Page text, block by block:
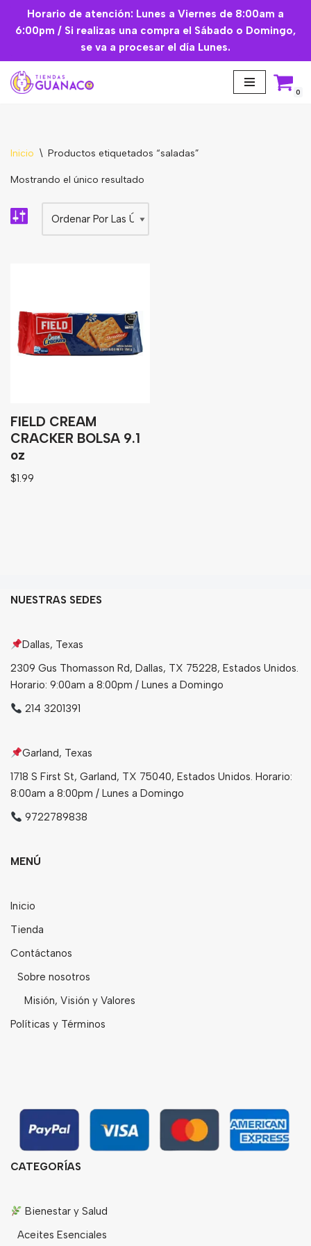
Saltar
contenido
Horario de atención: Lunes a Viernes de 8:00am a
6:00pm / Si realizas una compra el Sábado o Domingo,
se va a procesar el día Lunes.
0
Mascarilla facial
Granos
Harinas
Sopas
Atoles
Golosinas
Bebidas
Tés
Inicio \ Productos etiquetados “saladas”
Mostrando el único resultado
FIELD CREAM
CRACKER BOLSA 9.1
oz
$1.99
NUESTRAS SEDES
Dallas, Texas
2309 Gus Thomasson Rd, Dallas, TX 75228, Estados Unidos.
Horario: 9:00am a 8:00pm / Lunes a Domingo
214 3201391
Garland, Texas
1718 S First St, Garland, TX 75040, Estados Unidos. Horario:
8:00am a 8:00pm / Lunes a Domingo
9722789838
MENÚ
Inicio
Tienda
Contáctanos
Sobre nosotros
Misión, Visión y Valores
Políticas y Términos
CATEGORÍAS
Bienestar y Salud
Aceites Esenciales